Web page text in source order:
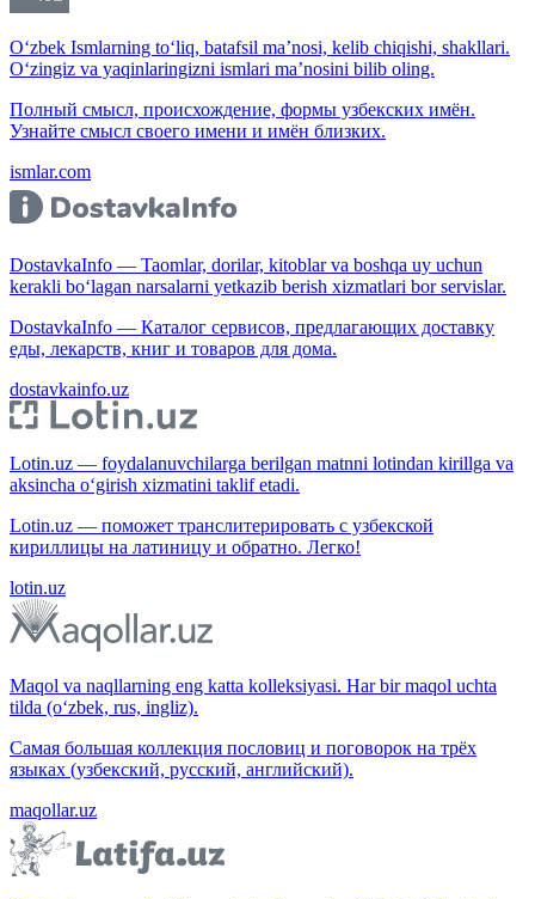
O‘zbek Ismlarning to‘liq, batafsil ma’nosi, kelib chiqishi, shakllari.
O‘zingiz va yaqinlaringizni ismlari ma’nosini bilib oling.
Полный смысл, происхождение, формы узбекских имён.
Узнайте смысл своего имени и имён близких.
ismlar.com
DostavkaInfo — Taomlar, dorilar, kitoblar va boshqa uy uchun
kerakli bo‘lagan narsalarni yetkazib berish xizmatlari bor servislar.
DostavkaInfo — Каталог сервисов, предлагающих доставку
еды, лекарств, книг и товаров для дома.
dostavkainfo.uz
Lotin.uz — foydalanuvchilarga berilgan matnni lotindan kirillga va
aksincha o‘girish xizmatini taklif etadi.
Lotin.uz — поможет транслитерировать с узбекской
кириллицы на латиницу и обратно. Легко!
lotin.uz
Maqol va naqllarning eng katta kolleksiyasi. Har bir maqol uchta
tilda (o‘zbek, rus, ingliz).
Самая большая коллекция пословиц и поговорок на трёх
языках (узбекский, русский, английский).
maqollar.uz